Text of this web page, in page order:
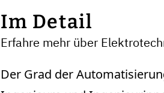
Im Detail
Erfahre mehr über
Der Grad der